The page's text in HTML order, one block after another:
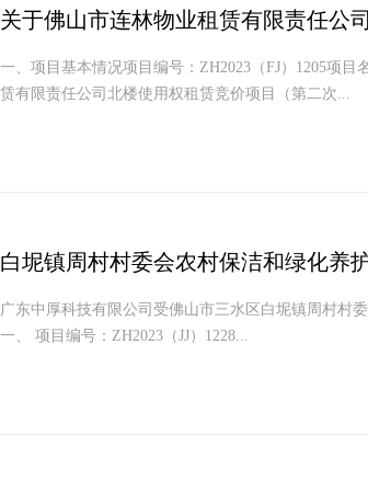
关于佛山市连林物业租赁有限责任公
一、项目基本情况项目编号：ZH2023（FJ）1205项
赁有限责任公司北楼使用权租赁竞价项目（第二次...
白坭镇周村村委会农村保洁和绿化养
广东中厚科技有限公司受佛山市三水区白坭镇周村村
一、 项目编号：ZH2023（JJ）1228...